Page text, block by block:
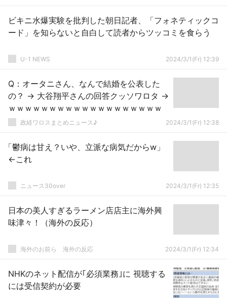
ビキニ水爆実験を批判した朝日記者、「フォネティックコ
ード」を知らないと自白して読者からツッコミを食らう
U-1 NEWS 2024/3/1(Fr) 12:39
Q：オータニさん、なんで結婚を公表した
の？ → 大谷翔平さんの回答クッソワロタ →
ｗｗｗｗｗｗｗｗｗｗｗｗｗｗｗｗｗｗｗ
政経ワロスまとめニュース♪ 2024/3/1(Fr) 12:38
「鬱病は甘え？いや、立派な病気だからw」
←これ
ニュース30over 2024/3/1(Fr) 12:35
日本の美人すぎるラーメン店店主に海外興
味津々！（海外の反応）
海外のお前ら 海外の反応 2024/3/1(Fr) 12:34
NHKのネット配信が｢必須業務｣に 視聴する
には受信契約が必要